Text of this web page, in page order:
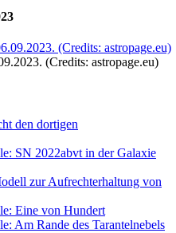
(Credits: astropage.eu)
den dortigen
SN 2022abvt in der Galaxie
zur Aufrechterhaltung von
Eine von Hundert
Am Rande des Tarantelnebels